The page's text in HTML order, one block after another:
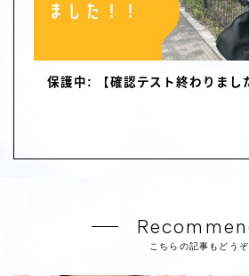
保護中: 【確認テスト終わりまし
こちらの記事もどうぞ